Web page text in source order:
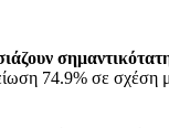
74.9% σε